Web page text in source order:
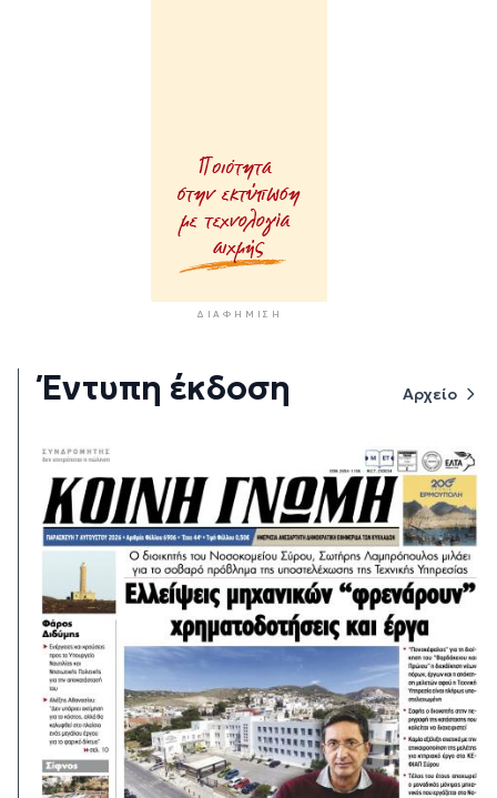
ΔΙΑΦΉΜΙΣΗ
Έντυπη έκδοση Αρχείο